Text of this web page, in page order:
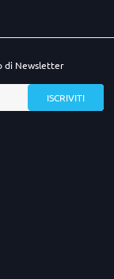
di Newsletter